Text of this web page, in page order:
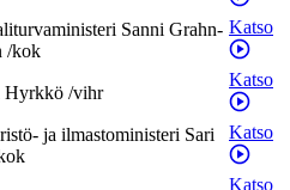
Sanni Grahn-
/kok
Katso
Hyrkkö /vihr
Katso
ja ilmastoministeri Sari
Katso
Katso